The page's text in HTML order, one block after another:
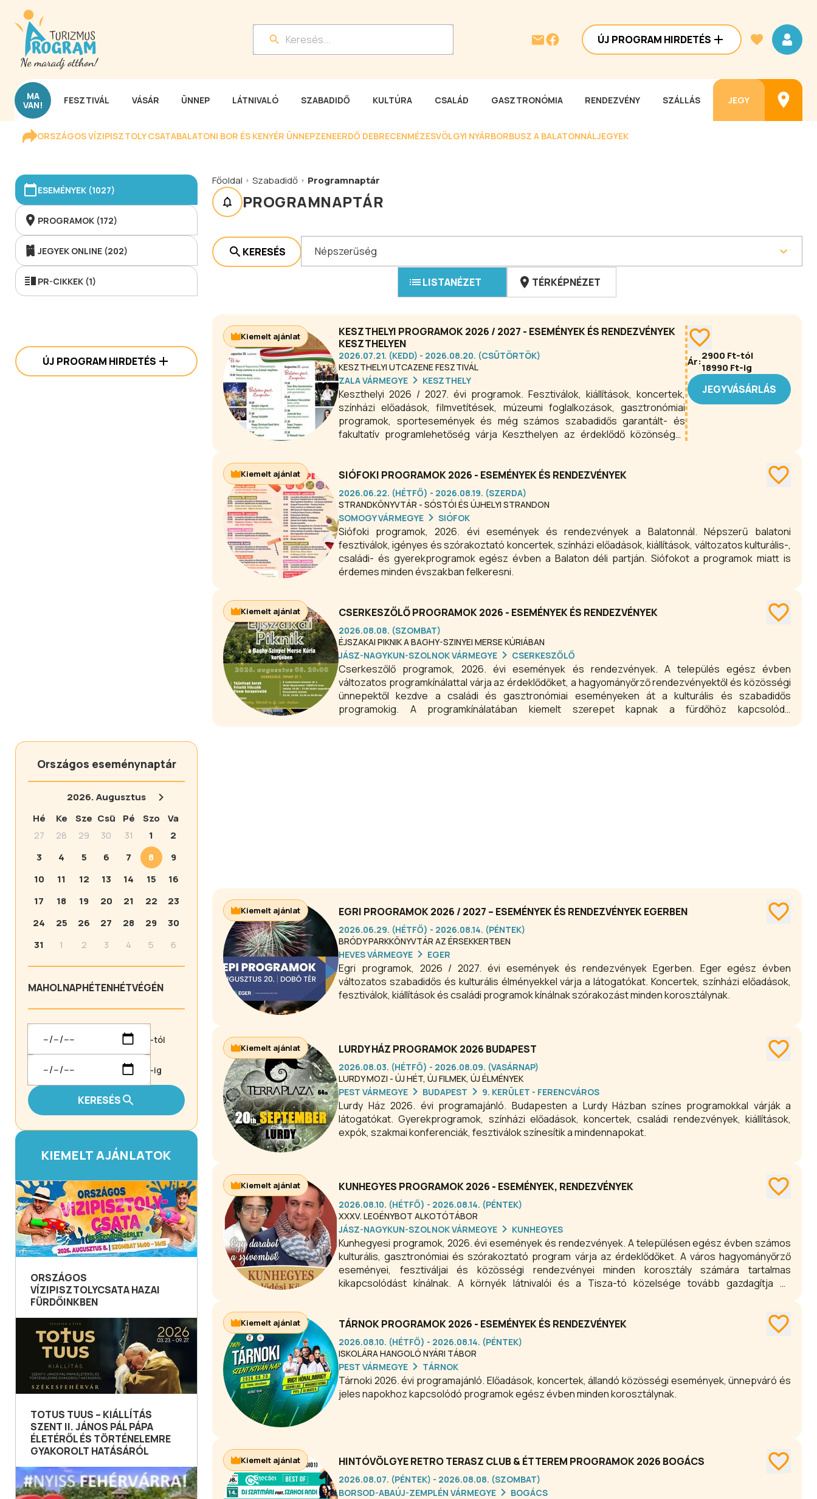
ÚJ PROGRAM HIRDETÉS
MA
VAN! FESZTIVÁL VÁSÁR ÜNNEP LÁTNIVALÓ SZABADIDŐ KULTÚRA CSALÁD GASZTRONÓMIA RENDEZVÉNY SZÁLLÁS JEGY
ORSZÁGOS VÍZIPISZTOLY CSATABALATONI BOR ÉS KENYÉR ÜNNEPZENEERDŐ DEBRECENMÉZESVÖLGYI NYÁRBORBUSZ A BALATONNÁLJEGYEK
ESEMÉNYEK (1027)
PROGRAMOK (172)
JEGYEK ONLINE (202)
PR-CIKKEK (1)
ÚJ PROGRAM HIRDETÉS
Országos eseménynaptár
2026.Augusztus
Hé
Ke Sze Csü Pé Szo
Va
27
28 29 30 31 1
2
3
4 5 6 7 8
9
10
11 12 13 14 15
16
17
18 19 20 21 22
23
24
25 26 27 28 29
30
31
1 2 3 4 5 6
MAHOLNAPHÉTENHÉTVÉGÉN
-tól
-ig
KERESÉS
KIEMELT AJÁNLATOK
ORSZÁGOS
VÍZIPISZTOLYCSATA HAZAI
FÜRDŐINKBEN
TOTUS TUUS – KIÁLLÍTÁS
SZENT II. JÁNOS PÁL PÁPA
ÉLETÉRŐL ÉS TÖRTÉNELEMRE
GYAKOROLT HATÁSÁRÓL
Főoldal Szabadidő Programnaptár
PROGRAMNAPTÁR
KERESÉS Népszerűség
LISTANÉZET TÉRKÉPNÉZET
KESZTHELYI PROGRAMOK 2026 / 2027 - ESEMÉNYEK ÉS RENDEZVÉNYEK
KESZTHELYEN
2026.07.21. (KEDD) - 2026.08.20. (CSÜTÖRTÖK)
KESZTHELYI UTCAZENE FESZTIVÁL
ZALA VÁRMEGYE
KESZTHELY
Keszthelyi 2026 / 2027. évi programok. Fesztiválok, kiállítások, koncertek,
színházi előadások, filmvetítések, múzeumi foglalkozások, gasztronómiai
programok, sportesemények és még számos szabadidős garantált- és
fakultatív programlehetőség várja Keszthelyen az érdeklődő közönséget
Ár:2900 Ft-tól
18990 Ft-ig
JEGYVÁSÁRLÁS
Kiemelt ajánlat
SIÓFOKI PROGRAMOK 2026 - ESEMÉNYEK ÉS RENDEZVÉNYEK
2026.06.22. (HÉTFŐ) - 2026.08.19. (SZERDA)
STRANDKÖNYVTÁR - SÓSTÓI ÉS ÚJHELYI STRANDON
SOMOGY VÁRMEGYE
SIÓFOK
Siófoki programok, 2026. évi események és rendezvények a Balatonnál. Népszerű balatoni
fesztiválok, igényes és szórakoztató koncertek, színházi előadások, kiállítások, változatos kulturális-,
családi- és gyerekprogramok egész évben a Balaton déli partján. Siófokot a programok miatt is
érdemes minden évszakban felkeresni.
Kiemelt ajánlat
CSERKESZŐLŐ PROGRAMOK 2026 - ESEMÉNYEK ÉS RENDEZVÉNYEK
2026.08.08. (SZOMBAT)
ÉJSZAKAI PIKNIK A BAGHY-SZINYEI MERSE KÚRIÁBAN
JÁSZ-NAGYKUN-SZOLNOK VÁRMEGYE
CSERKESZŐLŐ
Cserkeszőlő programok, 2026. évi események és rendezvények. A település egész évben
változatos programkínálattal várja az érdeklődőket, a hagyományőrző rendezvényektől és közösségi
ünnepektől kezdve a családi és gasztronómiai eseményeken át a kulturális és szabadidős
programokig. A programkínálatában kiemelt szerepet kapnak a fürdőhöz kapcsolódó
Kiemelt ajánlat
EGRI PROGRAMOK 2026 / 2027 – ESEMÉNYEK ÉS RENDEZVÉNYEK EGERBEN
2026.06.29. (HÉTFŐ) - 2026.08.14. (PÉNTEK)
BRÓDY PARKKÖNYVTÁR AZ ÉRSEKKERTBEN
HEVES VÁRMEGYE
EGER
Egri programok, 2026 / 2027. évi események és rendezvények Egerben. Eger egész évben
változatos szabadidős és kulturális élményekkel várja a látogatókat. Koncertek, színházi előadások,
fesztiválok, kiállítások és családi programok kínálnak szórakozást minden korosztálynak.
Kiemelt ajánlat
LURDY HÁZ PROGRAMOK 2026 BUDAPEST
2026.08.03. (HÉTFŐ) - 2026.08.09. (VASÁRNAP)
LURDY MOZI - ÚJ HÉT, ÚJ FILMEK, ÚJ ÉLMÉNYEK
PEST VÁRMEGYE
BUDAPEST 9. KERÜLET - FERENCVÁROS
Lurdy Ház 2026. évi programajánló. Budapesten a Lurdy Házban színes programokkal várják a
látogatókat. Gyerekprogramok, színházi előadások, koncertek, családi rendezvények, kiállítások,
expók, szakmai konferenciák, fesztiválok színesítik a mindennapokat.
Kiemelt ajánlat
KUNHEGYES PROGRAMOK 2026 - ESEMÉNYEK, RENDEZVÉNYEK
2026.08.10. (HÉTFŐ) - 2026.08.14. (PÉNTEK)
XXXV. LEGÉNYBOT ALKOTÓTÁBOR
JÁSZ-NAGYKUN-SZOLNOK VÁRMEGYE
KUNHEGYES
Kunhegyesi programok, 2026. évi események és rendezvények. A településen egész évben számos
kulturális, gasztronómiai és szórakoztató program várja az érdeklődőket. A város hagyományőrző
eseményei, fesztiváljai és közösségi rendezvényei minden korosztály számára tartalmas
kikapcsolódást kínálnak. A környék látnivalói és a Tisza-tó közelsége tovább gazdagítja az
Kiemelt ajánlat
TÁRNOK PROGRAMOK 2026 - ESEMÉNYEK ÉS RENDEZVÉNYEK
2026.08.10. (HÉTFŐ) - 2026.08.14. (PÉNTEK)
ISKOLÁRA HANGOLÓ NYÁRI TÁBOR
PEST VÁRMEGYE
TÁRNOK
Tárnoki 2026. évi programajánló. Előadások, koncertek, állandó közösségi események, ünnepváró és
jeles napokhoz kapcsolódó programok egész évben minden korosztálynak.
Kiemelt ajánlat
HINTÓVÖLGYE RETRO TERASZ CLUB & ÉTTEREM PROGRAMOK 2026 BOGÁCS
2026.08.07. (PÉNTEK) - 2026.08.08. (SZOMBAT)
BORSOD-ABAÚJ-ZEMPLÉN VÁRMEGYE
BOGÁCS
Kiemelt ajánlat